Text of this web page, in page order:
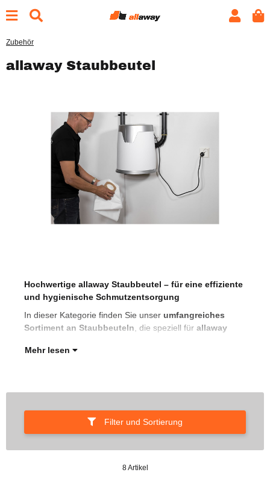
Zubehör
allaway Staubbeutel
Hochwertige allaway Staubbeutel – für eine effiziente
und hygienische Schmutzentsorgung
In dieser Kategorie finden Sie unser umfangreiches
Sortiment an Staubbeuteln , die speziell für allaway
Mehr lesen
Filter und Sortierung
8 Artikel